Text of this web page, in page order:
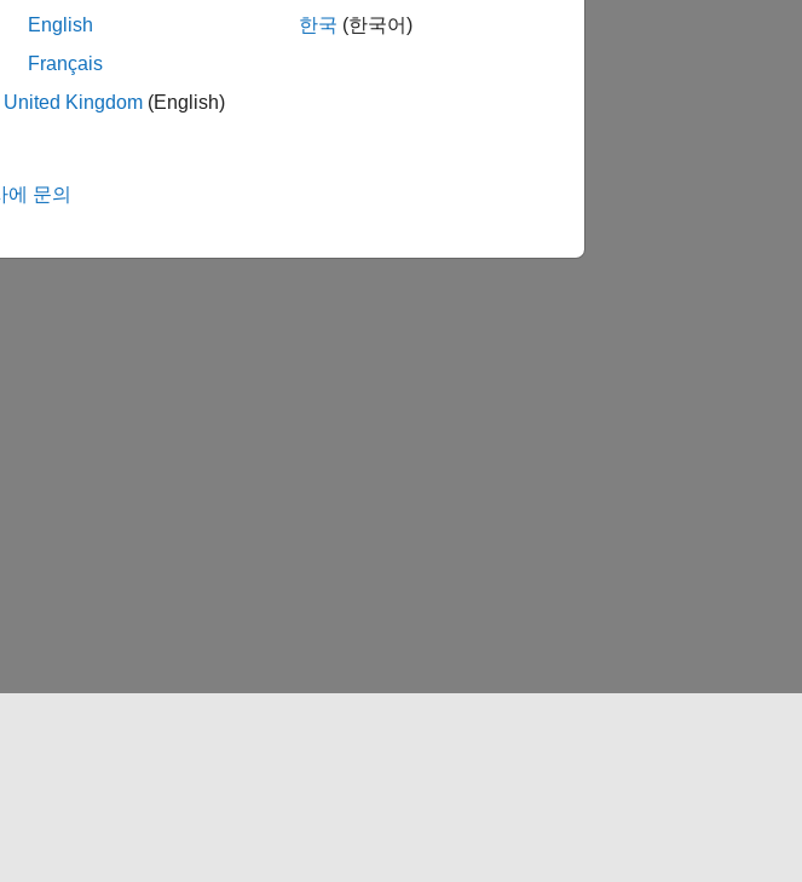
English
Français
United Kingdom (English)
한국 (한국어)
에 문의